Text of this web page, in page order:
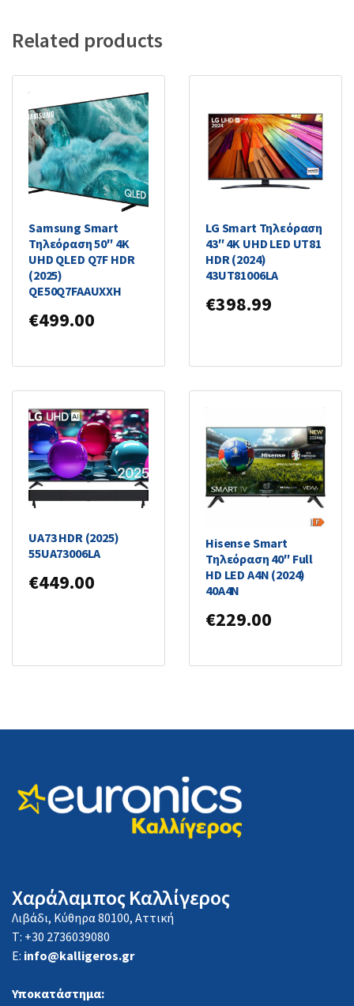
Related products
Samsung Smart
Τηλεόραση 50″ 4K
UHD QLED Q7F HDR
(2025)
QE50Q7FAAUXXH
€499.00
LG Smart Τηλεόραση
43″ 4K UHD LED UT81
HDR (2024)
43UT81006LA
€398.99
LG Smart Τηλεόραση
UA73 HDR (2025)
55UA73006LA
€449.00
Hisense Smart
Τηλεόραση 40″ Full
HD LED A4N (2024)
40A4N
€229.00
Χαράλαμπος Καλλίγερος
Λιβάδι, Κύθηρα 80100, Αττική
Τ: +30 2736039080
E: info@kalligeros.gr
Υποκατάστημα: